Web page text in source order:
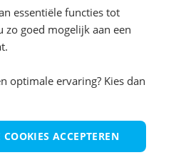
diensten
Selectie
essentiële functies tot
goed mogelijk aan een
optimale ervaring? Kies dan
COOKIES ACCEPTEREN